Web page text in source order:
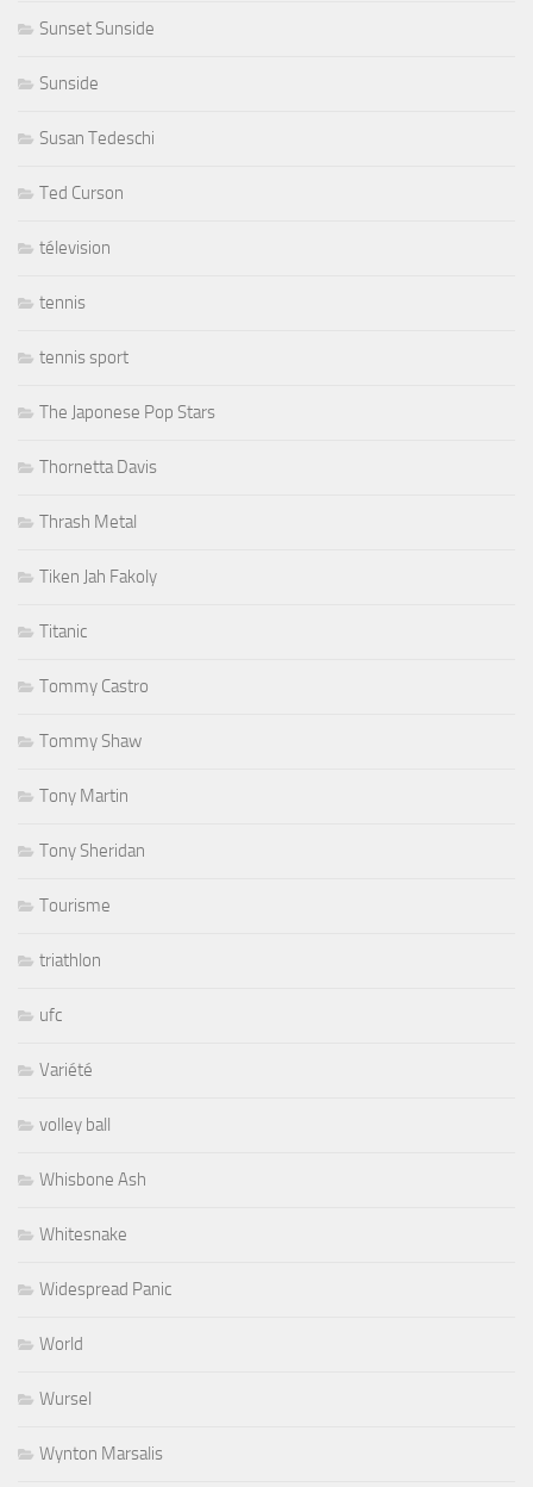
Sunset Sunside
Sunside
Susan Tedeschi
Ted Curson
télevision
tennis
tennis sport
The Japonese Pop Stars
Thornetta Davis
Thrash Metal
Tiken Jah Fakoly
Titanic
Tommy Castro
Tommy Shaw
Tony Martin
Tony Sheridan
Tourisme
triathlon
ufc
Variété
volley ball
Whisbone Ash
Whitesnake
Widespread Panic
World
Wursel
Wynton Marsalis